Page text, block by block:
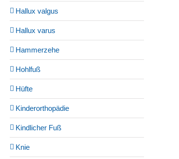
Hallux valgus
Hallux varus
Hammerzehe
Hohlfuß
Hüfte
Kinderorthopädie
Kindlicher Fuß
Knie